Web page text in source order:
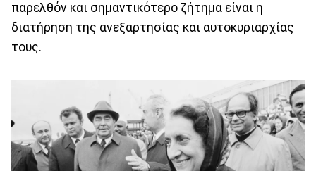
παρελθόν και σημαντικότερο ζήτημα είναι η
διατήρηση της ανεξαρτησίας και αυτοκυριαρχίας
τους.